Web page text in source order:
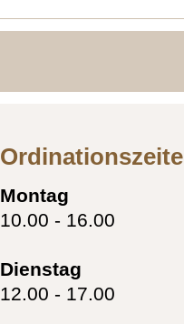
Montag
10.00 - 16.00
Dienstag
12.00 - 17.00